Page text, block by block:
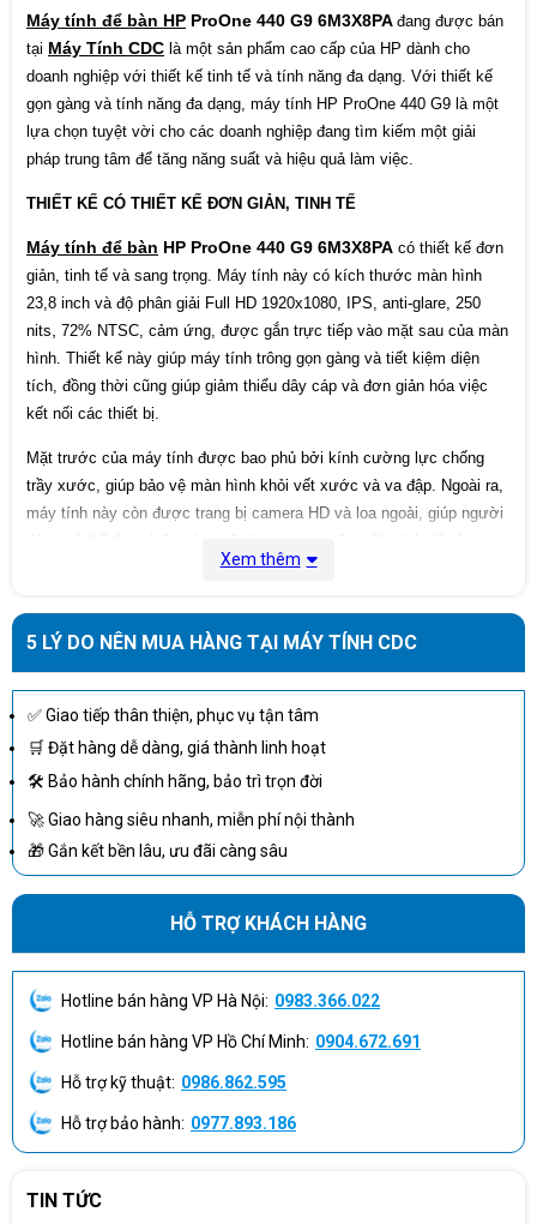
1 SuperSpeed USB Type-C® 10Gbps
signaling rate
1 SuperSpeed USB Type-A 10Gbps
signaling rate (charging)
Khe mở rộng
1 M.2 2230; 1 M.2 2280; 1 SATA storage
Kết nối mạng
Realtek RTL8852AE Wi-Fi 6 (2x2) and
Bluetooth®️ 5.2 combo
1 RJ-45
Camera Webcam
Hệ điều hành
Kích thước 53.93 x 22.5 x 37.94 cm
Trọng lượng 7.77 kg
China
Máy tính để bàn HP ProOne 440 G9 6M3X8PA đang được bán
tại Máy Tính CDC là một sản phẩm cao cấp của HP dành cho
doanh nghiệp với thiết kế tinh tế và tính năng đa dạng. Với thiết kế
gọn gàng và tính năng đa dạng, máy tính HP ProOne 440 G9 là một
lựa chọn tuyệt vời cho các doanh nghiệp đang tìm kiếm một giải
pháp trung tâm để tăng năng suất và hiệu quả làm việc.
THIẾT KẾ CÓ THIẾT KẾ ĐƠN GIẢN, TINH TẾ
Máy tính để bàn HP ProOne 440 G9 6M3X8PA có thiết kế đơn
giản, tinh tế và sang trọng. Máy tính này có kích thước màn hình
23,8 inch và độ phân giải Full HD 1920x1080, IPS, anti-glare, 250
nits 72% NTSC, cảm ứng, được gắn trực tiếp vào mặt sau của màn
hình. Thiết kế này giúp máy tính trông gọn gàng và tiết kiệm diện
tích, đồng thời cũng giúp giảm thiểu dây cáp và đơn giản hóa việc
kết nối các thiết bị.
Mặt trước của máy tính được bao phủ bởi kính cường lực chống
trầy xước, giúp bảo vệ màn hình khỏi vết xước và va đập. Ngoài ra,
máy tính này còn được trang bị camera HD và loa ngoài, giúp người
AIO 6M7W9PA , người dùng có thể trải nghiệm một hiệu suất mạnh
mẽ và đáng tin cậy trong các tác vụ làm việc và giải trí hàng ngày.
4.4GHz, 6 nhân, 12 luồng, 18MB) đáp ứng tốt các yêu cầu đa nhiệm
Xem thêm
5 LÝ DO NÊN MUA HÀNG TẠI MÁY TÍNH CDC
✅ Giao tiếp thân thiện, phục vụ tận tâm
🛒 Đặt hàng dễ dàng, giá thành linh hoạt
🛠 Bảo hành chính hãng, bảo trì trọn đời
🚀 Giao hàng siêu nhanh, miễn phí nội thành
🎁 Gắn kết bền lâu, ưu đãi càng sâu
HỖ TRỢ KHÁCH HÀNG
Hotline bán hàng VP Hà Nội: 0983.366.022
Hotline bán hàng VP Hồ Chí Minh: 0904.672.691
Hỗ trợ kỹ thuật: 0986.862.595
Hỗ trợ bảo hành: 0977.893.186
TIN TỨC